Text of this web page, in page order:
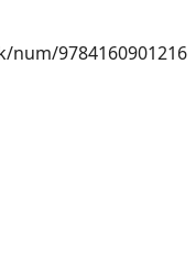
9784160901216